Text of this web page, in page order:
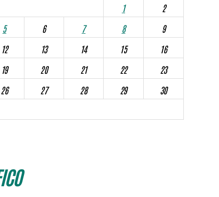
1
2
5 6 7 8
9
12 13 14 15
16
19 20 21 22
23
26 27 28 29
30